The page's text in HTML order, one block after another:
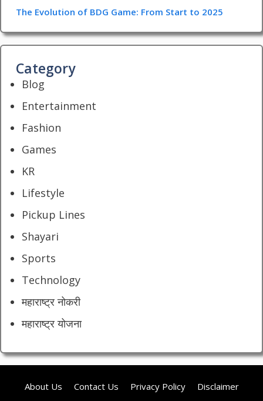
The Evolution of BDG Game: From Start to 2025
Category
Blog
Entertainment
Fashion
Games
KR
Lifestyle
Pickup Lines
Shayari
Sports
Technology
महाराष्ट्र नोकरी
महाराष्ट्र योजना
About Us Contact Us Privacy Policy
Disclaimer